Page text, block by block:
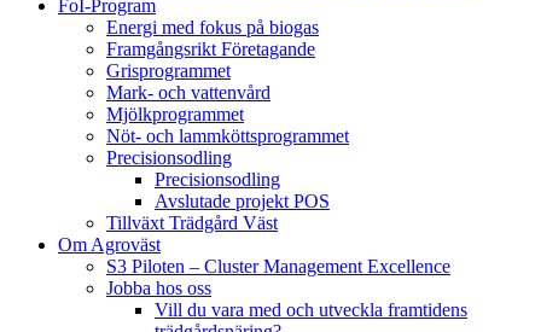
FoI-Program
Energi med fokus på biogas
Framgångsrikt Företagande
Grisprogrammet
Mark- och vattenvård
Mjölkprogrammet
Nöt- och lammköttsprogrammet
Precisionsodling
Precisionsodling
Avslutade projekt POS
Tillväxt Trädgård Väst
Om Agroväst
S3 Piloten – Cluster Management Excellence
Jobba hos oss
Vill du vara med och utveckla framtidens